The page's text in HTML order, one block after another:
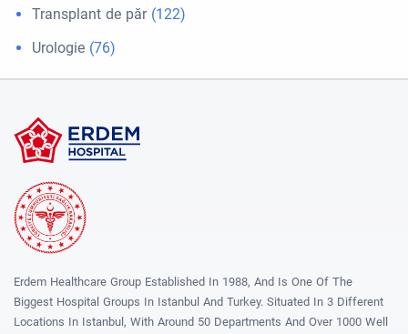
Transplant de păr(122)
Urologie (76)
Erdem Healthcare Group Established In 1988, And Is One Of The
Biggest Hospital Groups In Istanbul And Turkey. Situated In 3 Different
Locations In Istanbul, With Around 50 Departments And Over 1000 Well